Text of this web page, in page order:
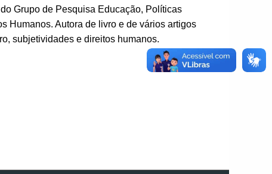
Grupo de Pesquisa Educação, Políticas
Humanos. Autora de livro e de vários artigos
subjetividades e direitos humanos.